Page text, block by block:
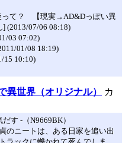
って？ 【現実→AD&Dっぽい異
(2013/07/06 08:18)
03 07:02)
01/08 18:19)
15 10:10)
異世界（オリジナル）
カ
す -（N9669BK）
のニートは、ある日家を追い出